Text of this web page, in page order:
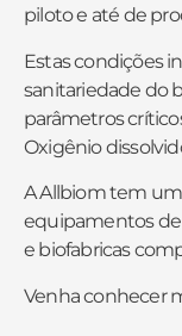
piloto e até de
Estas condições
sanitariedade do
parâmetros
Oxigênio
A Allbiom tem
equipamentos
e biofabricas
Venha conhecer